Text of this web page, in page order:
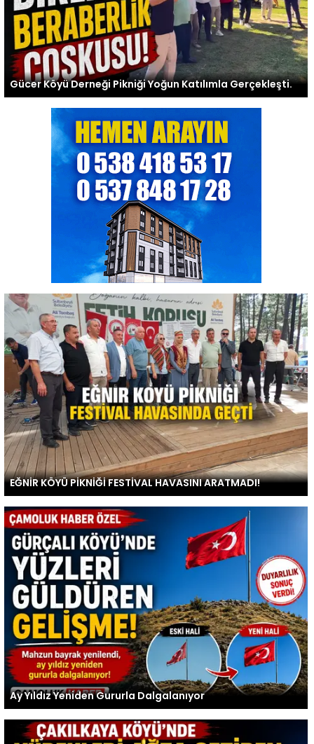
Gücer Köyü Derneği Pikniği Yoğun Katılımla Gerçekleşti.
EĞNİR KÖYÜ PİKNİĞİ FESTİVAL HAVASINI ARATMADI!
Ay Yıldız Yeniden Gururla Dalgalanıyor